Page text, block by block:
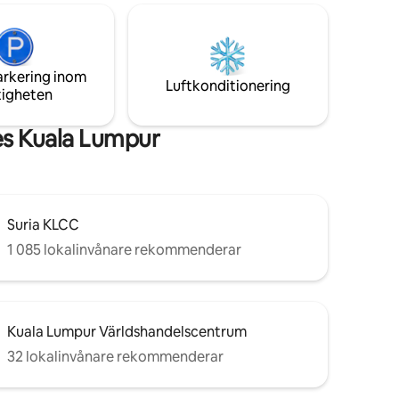
◉ 🛋
🏠
promenad till KL Twin Towers och 5
minuter till LRT Dang Wangi & Monorail
Standardincheckning: 15.00–00.00 Din
inom
Luftkonditionering
Kuala Lumpur
Suria KLCC
1 085 lokalinvånare rekommenderar
Kuala Lumpur Världshandelscentrum
32 lokalinvånare rekommenderar